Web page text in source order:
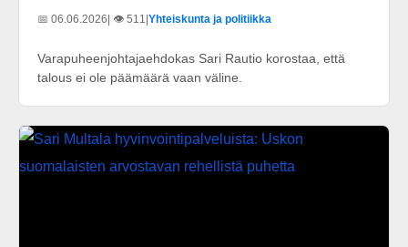
📅 06.06.2026 | 👁️ 511 Yhteiskunta ja politiikka
Varapuheenjohtajaehdokas Sari Rautio korostaa, että
talous ei ole päämäärä vaan väline.